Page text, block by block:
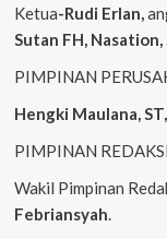
Ketua-Rudi Erlan,
Sutan FH, Nasation,
PIMPINAN
Hengki Maulana,
PIMPINAN
Wakil Pimpinan
Febriansyah.